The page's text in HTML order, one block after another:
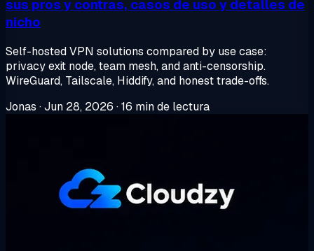
sus pros y contras, casos de uso y detalles de
nicho
Self-hosted VPN solutions compared by use case:
privacy exit node, team mesh, and anti-censorship.
WireGuard, Tailscale, Hiddify, and honest trade-offs.
Jonas ·Jun 28, 2026 ·16 min de lectura